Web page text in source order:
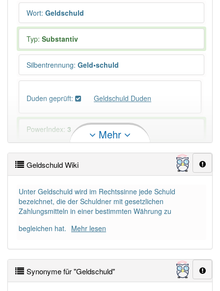
Wort: Geldschuld
Typ: Substantiv
Silbentrennung: Geld•schuld
Duden geprüft: Geldschuld Duden
PowerIndex: 3
Häufigkeit: 4 von 10
Wörter mit Endung-geldschuldaber mit einem
anderen Artikel die: 0
Mehr
Geldschuld Wiki
Unter Geldschuld wird im Rechtssinne jede Schuld
bezeichnet, die der Schuldner mit gesetzlichen
Zahlungsmitteln in einer bestimmten Währung zu
begleichen hat. Mehr lesen
Synonyme für "Geldschuld"